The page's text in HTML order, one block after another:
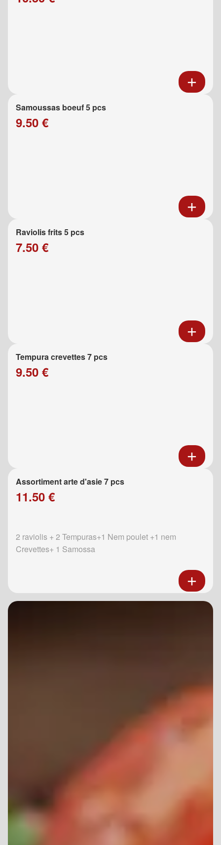
Samoussas boeuf 5 pcs
9.50 €
Raviolis frits 5 pcs
7.50 €
Tempura crevettes 7 pcs
9.50 €
Assortiment arte d'asie 7 pcs
11.50 €
2 raviolis + 2 Tempuras+1 Nem poulet +1 nem
Crevettes+ 1 Samossa